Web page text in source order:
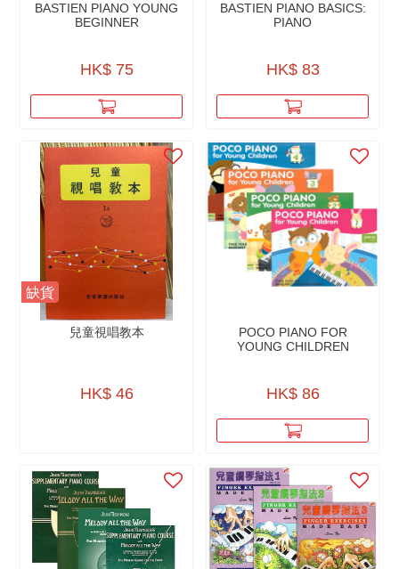
BASTIEN PIANO YOUNG
BEGINNER
HK$ 75
BASTIEN PIANO BASICS:
PIANO
HK$ 83
缺貨
兒童視唱教本
HK$ 46
POCO PIANO FOR
YOUNG CHILDREN
HK$ 86